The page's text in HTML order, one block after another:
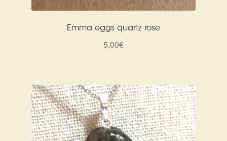
Emma eggs quartz rose
5,00€